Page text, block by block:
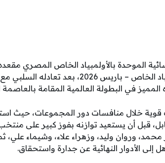
الموحدة بالأولمبياد الخاص المصري مقعده
العالم لكرة القدم الموحدة للأولمبياد
في البطولة العالمية المقامة
خلال منافسات دور المجموعات، حيث
قبل أن يستعيد توازنه بفوز كبير على
وروان وليد، وزهراء علاء، وشيماء علي، ثم
إلى الأدوار النهائية عن جدارة واستحقاق.